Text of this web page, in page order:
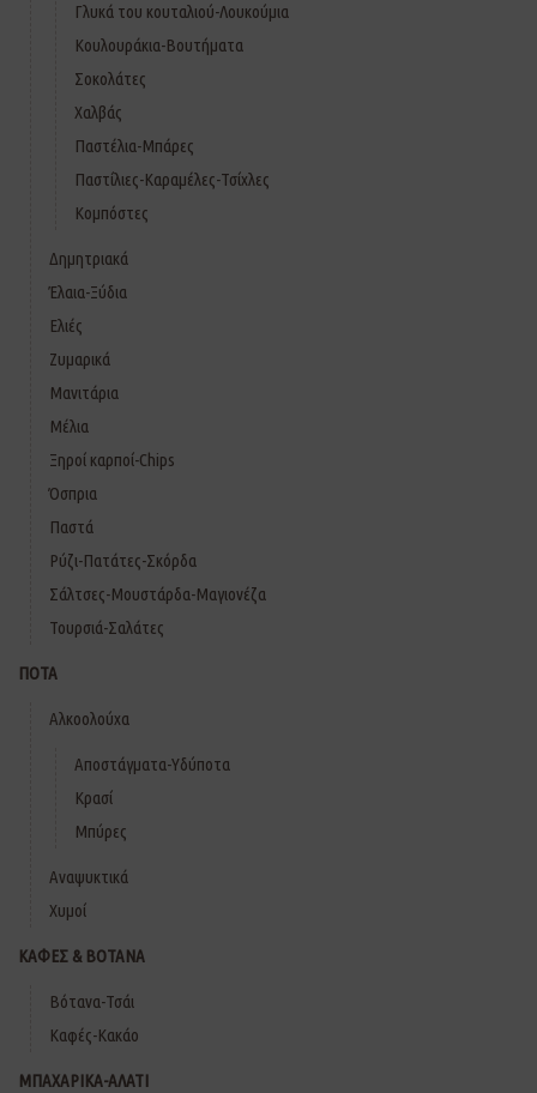
Γλυκά του κουταλιού-Λουκούμια
Κουλουράκια-Βουτήματα
Σοκολάτες
Χαλβάς
Παστέλια-Μπάρες
Παστίλιες-Καραμέλες-Τσίχλες
Κομπόστες
Δημητριακά
Έλαια-Ξύδια
Ελιές
Ζυμαρικά
Μανιτάρια
Μέλια
Ξηροί καρποί-Chips
Όσπρια
Παστά
Ρύζι-Πατάτες-Σκόρδα
Σάλτσες-Μουστάρδα-Μαγιονέζα
Τουρσιά-Σαλάτες
ΠΟΤΑ
Αλκοολούχα
Αποστάγματα-Υδύποτα
Κρασί
Μπύρες
Αναψυκτικά
Χυμοί
ΚΑΦΕΣ & ΒΟΤΑΝΑ
Βότανα-Τσάι
Καφές-Κακάο
ΜΠΑΧΑΡΙΚΑ-ΑΛΑΤΙ